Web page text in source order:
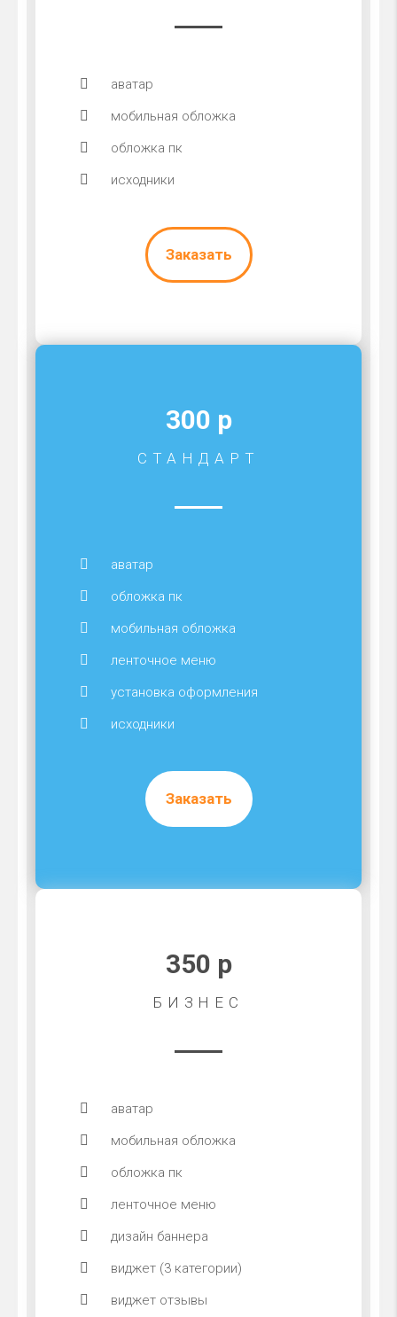
аватар
мобильная обложка
обложка пк
исходники
Заказать
300 р
СТАНДАРТ
аватар
обложка пк
мобильная обложка
ленточное меню
установка оформления
исходники
Заказать
350 р
БИЗНЕС
аватар
мобильная обложка
обложка пк
ленточное меню
дизайн баннера
виджет (3 категории)
виджет отзывы